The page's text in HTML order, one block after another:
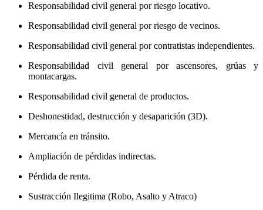
Responsabilidad civil general por riesgo locativo.
Responsabilidad civil general por riesgo de vecinos.
Responsabilidad civil general por contratistas independientes.
Responsabilidad civil general por ascensores, grúas y
montacargas.
Responsabilidad civil general de productos.
Deshonestidad, destrucción y desaparición (3D).
Mercancía en tránsito.
Ampliación de pérdidas indirectas.
Pérdida de renta.
Sustracción Ilegitima (Robo, Asalto y Atraco)